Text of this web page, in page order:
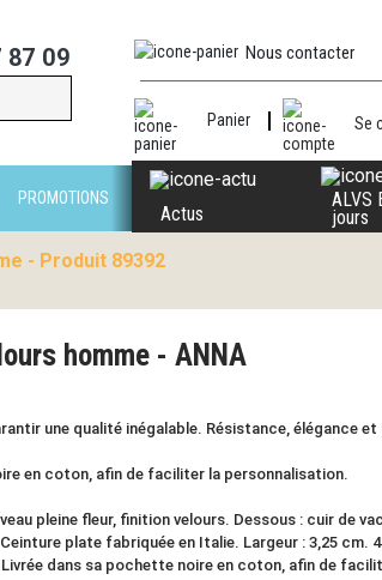
87 09 Nous contacter
Panier Se
PROMOTIONS
Actus
ALVS
jours
- Produit 89392
homme - ANNA
une qualité inégalable. Résistance, élégance et
en coton, afin de faciliter la personnalisation.
pleine fleur, finition velours. Dessous : cuir de
plate fabriquée en Italie. Largeur : 3,25 cm.
dans sa pochette noire en coton, afin de